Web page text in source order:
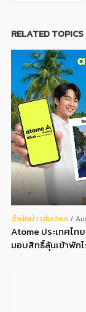
RELATED TOPICS
สํานักข่าวสับปะรด
Atome ประเทศไ
มอบสิทธิ์ลุ้นเข้าพัก